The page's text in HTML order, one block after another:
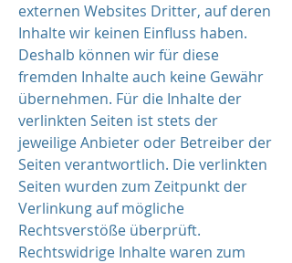
externen Websites Dritter, auf deren
Inhalte wir keinen Einfluss haben.
Deshalb können wir für diese
fremden Inhalte auch keine Gewähr
übernehmen. Für die Inhalte der
verlinkten Seiten ist stets der
jeweilige Anbieter oder Betreiber der
Seiten verantwortlich. Die verlinkten
Seiten wurden zum Zeitpunkt der
Verlinkung auf mögliche
Rechtsverstöße überprüft.
Rechtswidrige Inhalte waren zum